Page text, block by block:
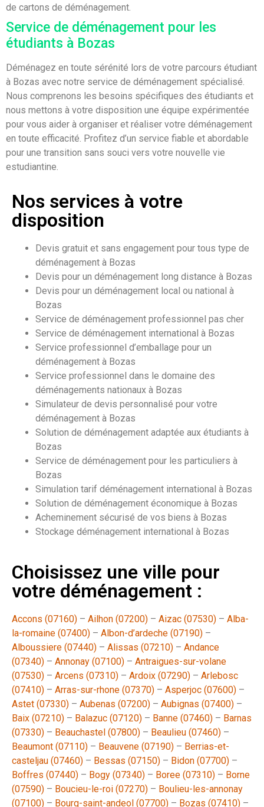
de cartons de déménagement.
Service de déménagement pour les
étudiants à Bozas
Déménagez en toute sérénité lors de votre parcours étudiant
à Bozas avec notre service de déménagement spécialisé.
Nous comprenons les besoins spécifiques des étudiants et
nous mettons à votre disposition une équipe expérimentée
pour vous aider à organiser et réaliser votre déménagement
en toute efficacité. Profitez d’un service fiable et abordable
pour une transition sans souci vers votre nouvelle vie
estudiantine.
Nos services à votre
disposition
Devis gratuit et sans engagement pour tous type de
déménagement à Bozas
Devis pour un déménagement long distance à Bozas
Devis pour un déménagement local ou national à
Bozas
Service de déménagement professionnel pas cher
Service de déménagement international à Bozas
Service professionnel d’emballage pour un
déménagement à Bozas
Service professionnel dans le domaine des
déménagements nationaux à Bozas
Simulateur de devis personnalisé pour votre
déménagement à Bozas
Solution de déménagement adaptée aux étudiants à
Bozas
Service de déménagement pour les particuliers à
Bozas
Simulation tarif déménagement international à Bozas
Solution de déménagement économique à Bozas
Acheminement sécurisé de vos biens à Bozas
Stockage déménagement international à Bozas
Choisissez une ville pour
votre déménagement :
Accons (07160) – Ailhon (07200) – Aizac (07530) – Alba-
la-romaine (07400) – Albon-d’ardeche (07190) –
Alboussiere (07440) – Alissas (07210) – Andance
(07340) – Annonay (07100) – Antraigues-sur-volane
(07530) – Arcens (07310) – Ardoix (07290) – Arlebosc
(07410) – Arras-sur-rhone (07370) – Asperjoc (07600) –
Astet (07330) – Aubenas (07200) – Aubignas (07400) –
Baix (07210) – Balazuc (07120) – Banne (07460) – Barnas
(07330) – Beauchastel (07800) – Beaulieu (07460) –
Beaumont (07110) – Beauvene (07190) – Berrias-et-
casteljau (07460) – Bessas (07150) – Bidon (07700) –
Boffres (07440) – Bogy (07340) – Boree (07310) – Borne
(07590) – Boucieu-le-roi (07270) – Boulieu-les-annonay
(07100) – Bourg-saint-andeol (07700) – Bozas (07410) –